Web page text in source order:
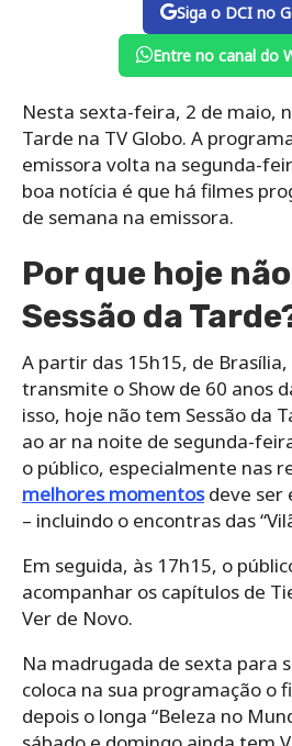
Siga o DCI no
Entre no canal do
Nesta sexta-feira, 2 de maio,
Tarde na TV Globo. A
emissora volta na segunda-
boa notícia é que há filmes
de semana na emissora.
Por que hoje
Sessão da
A partir das 15h15, de Brasília,
transmite o Show de 60 anos
isso, hoje não tem Sessão da
ao ar na noite de segunda-
o público, especialmente nas
melhores momentosdeve ser
– incluindo o encontras das
Em seguida, às 17h15, o
acompanhar os capítulos de
Ver de Novo.
Na madrugada de sexta para
coloca na sua programação o
depois o longa “Beleza no